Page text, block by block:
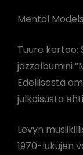
Mental
Tuure kertoo:
jazzalbumini
Edellisestä
julkaisusta
Levyn
1970-lukujen